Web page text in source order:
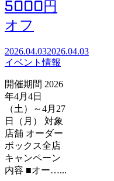
5000円
オフ
2026.04.032026.04.03
イベント情報
開催期間 2026
年4月4日
（土）～4月27
日（月） 対象
店舗 オーダー
ボックス全店
キャンペーン
内容 ■オー…...